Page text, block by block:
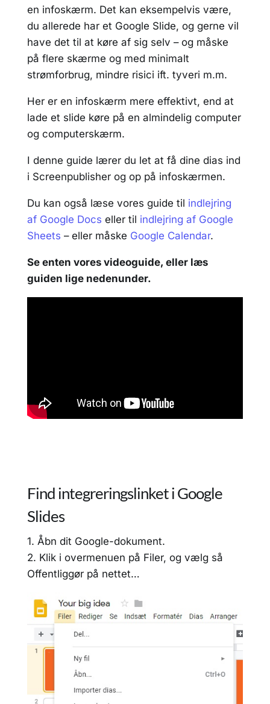
en infoskærm. Det kan eksempelvis være,
du allerede har et Google Slide, og gerne vil
have det til at køre af sig selv – og måske
på flere skærme og med minimalt
strømforbrug, mindre risici ift. tyveri m.m.
Her er en infoskærm mere effektivt, end at
lade et slide køre på en almindelig computer
og computerskærm.
I denne guide lærer du let at få dine dias ind
i Screenpublisher og op på infoskærmen.
Du kan også læse vores guide til indlejring
af Google Docs eller til indlejring af Google
Sheets – eller måske Google Calendar.
Se enten vores videoguide, eller læs
guiden lige nedenunder.
Find integreringslinket i Google
Slides
1. Åbn dit Google-dokument.
2. Klik i overmenuen på Filer, og vælg så
Offentliggør på nettet…